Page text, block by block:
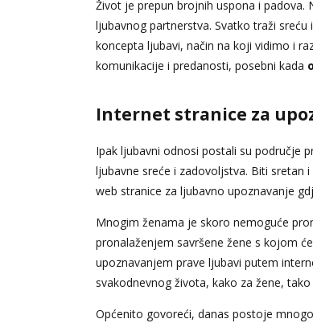
Život je prepun brojnih uspona i padova.
ljubavnog partnerstva. Svatko traži
koncepta ljubavi, način na koji vidimo i
komunikacije i predanosti, posebni kada
Internet stranice za
Ipak ljubavni odnosi postali su područje
ljubavne sreće i zadovoljstva. Biti sretan
web stranice za ljubavno upoznavanje
Mnogim ženama je skoro nemoguće
pronalaženjem savršene žene s kojom
upoznavanjem prave ljubavi putem
svakodnevnog života, kako za žene, tako
Općenito govoreći, danas postoje